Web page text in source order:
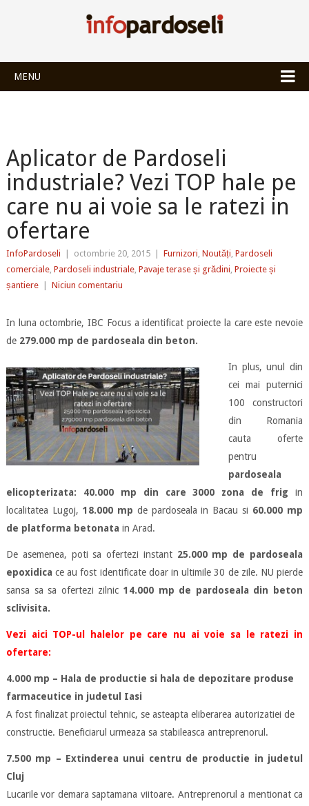
MENU
Aplicator de Pardoseli
industriale? Vezi TOP hale pe
care nu ai voie sa le ratezi in
ofertare
InfoPardoseli octombrie 20, 2015 Furnizori, Noutăți, Pardoseli
comerciale, Pardoseli industriale, Pavaje terase și grădini, Proiecte și
șantiere
Niciun comentariu
In luna octombrie, IBC Focus a identificat proiecte la care este nevoie
de 279.000 mp de pardoseala din beton.
In plus, unul din
cei mai puternici
100 constructori
din Romania
cauta oferte
pentru
pardoseala
elicopterizata: 40.000 mp din care 3000 zona de frig in
localitatea Lugoj, 18.000 mp de pardoseala in Bacau si 60.000 mp
de platforma betonata in Arad.
De asemenea, poti sa ofertezi instant 25.000 mp de pardoseala
epoxidica ce au fost identificate doar in ultimile 30 de zile. NU pierde
sansa sa sa ofertezi zilnic 14.000 mp de pardoseala din beton
sclivisita.
Vezi aici TOP-ul halelor pe care nu ai voie sa le ratezi in
ofertare:
4.000 mp – Hala de productie si hala de depozitare produse
farmaceutice in judetul Iasi
A fost finalizat proiectul tehnic, se asteapta eliberarea autorizatiei de
constructie. Beneficiarul urmeaza sa stabileasca antreprenorul.
7.500 mp – Extinderea unui centru de productie in judetul
Cluj
Lucarile vor demara saptamana viitoare. Antreprenorul a mentionat ca